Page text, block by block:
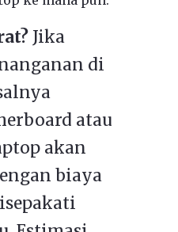
Jika
di
atau
akan
biaya